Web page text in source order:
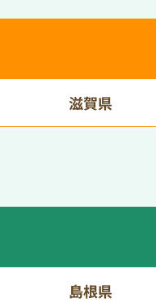
滋賀県
島根県